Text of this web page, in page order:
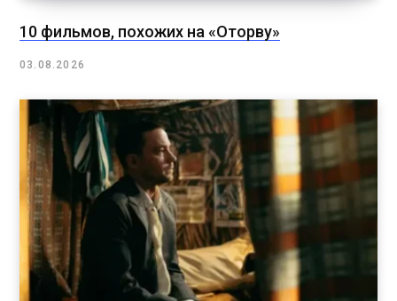
10 фильмов, похожих на «Оторву»
03.08.2026